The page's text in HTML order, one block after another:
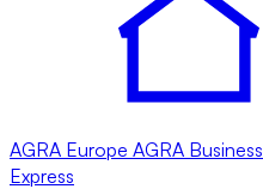
AGRA Europe AGRA Business
Express